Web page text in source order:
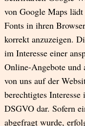
von Google Maps
Fonts in ihren
korrekt anzuzeigen.
im Interesse einer
Online-Angebote und
von uns auf der
berechtigtes
DSGVO dar. Sofern
abgefragt wurde,